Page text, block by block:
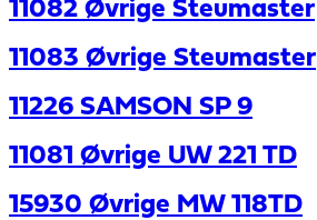
11082 Øvrige Steumaster
11083 Øvrige Steumaster
11226 SAMSON SP 9
11081 Øvrige UW 221 TD
15930 Øvrige MW 118TD